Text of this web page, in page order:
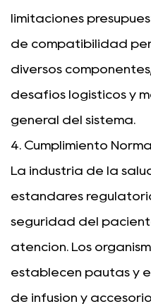
limitaciones
de compatibilidad
diversos
desafíos logísticos y
general del sistema.
4. Cumplimiento
La industria de la
estándares
seguridad del
atención. Los
establecen pautas y
de infusión y